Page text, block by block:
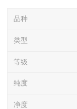
品种
类型
等级
纯度
净度